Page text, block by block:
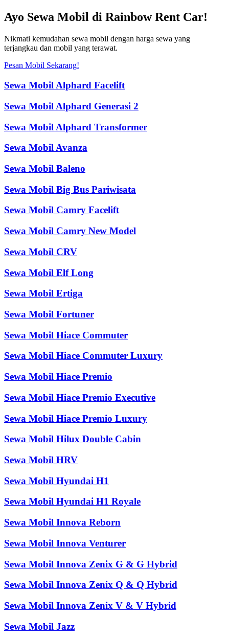
Ayo Sewa Mobil di Rainbow Rent Car!
Nikmati kemudahan sewa mobil dengan harga sewa yang
terjangkau dan mobil yang terawat.
Pesan Mobil Sekarang!
Sewa Mobil Alphard Facelift
Sewa Mobil Alphard Generasi 2
Sewa Mobil Alphard Transformer
Sewa Mobil Avanza
Sewa Mobil Baleno
Sewa Mobil Big Bus Pariwisata
Sewa Mobil Camry Facelift
Sewa Mobil Camry New Model
Sewa Mobil CRV
Sewa Mobil Elf Long
Sewa Mobil Ertiga
Sewa Mobil Fortuner
Sewa Mobil Hiace Commuter
Sewa Mobil Hiace Commuter Luxury
Sewa Mobil Hiace Premio
Sewa Mobil Hiace Premio Executive
Sewa Mobil Hiace Premio Luxury
Sewa Mobil Hilux Double Cabin
Sewa Mobil HRV
Sewa Mobil Hyundai H1
Sewa Mobil Hyundai H1 Royale
Sewa Mobil Innova Reborn
Sewa Mobil Innova Venturer
Sewa Mobil Innova Zenix G & G Hybrid
Sewa Mobil Innova Zenix Q & Q Hybrid
Sewa Mobil Innova Zenix V & V Hybrid
Sewa Mobil Jazz